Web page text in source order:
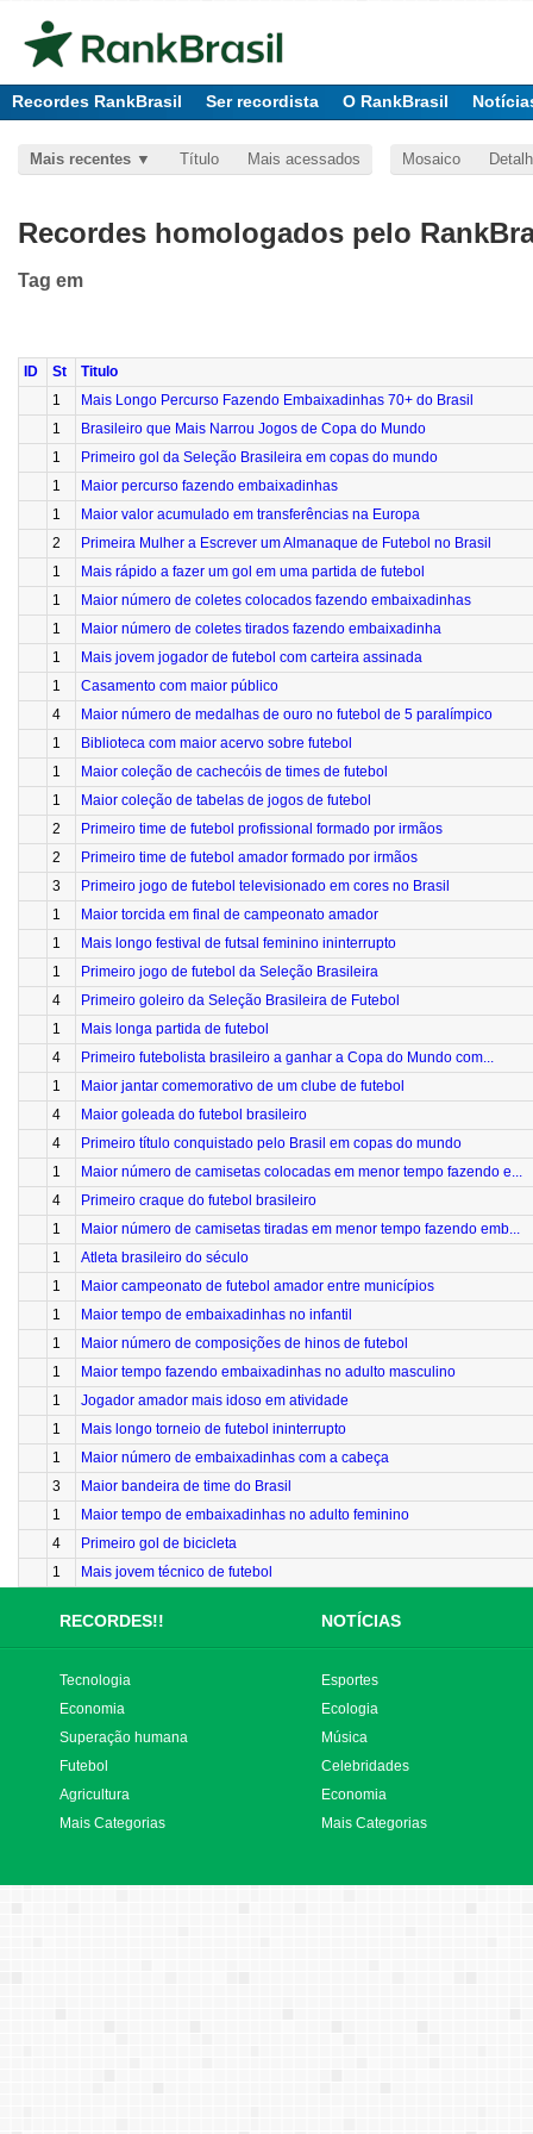
Recordes RankBrasil Ser recordista O RankBrasil
Mais recentes Título Mais acessados Mosaico
Recordes homologados pelo
Tag em
ID St
Titulo
1
Mais Longo Percurso Fazendo Embaixadinhas 70+ do Brasil
1
Brasileiro que Mais Narrou Jogos de Copa do Mundo
1
Primeiro gol da Seleção Brasileira em copas do mundo
1
Maior percurso fazendo embaixadinhas
1
Maior valor acumulado em transferências na Europa
2
Primeira Mulher a Escrever um Almanaque de Futebol no Brasil
1
Mais rápido a fazer um gol em uma partida de futebol
1
Maior número de coletes colocados fazendo embaixadinhas
1
Maior número de coletes tirados fazendo embaixadinha
1
Mais jovem jogador de futebol com carteira assinada
1
Casamento com maior público
4
Maior número de medalhas de ouro no futebol de 5 paralímpico
1
Biblioteca com maior acervo sobre futebol
1
Maior coleção de cachecóis de times de futebol
1
Maior coleção de tabelas de jogos de futebol
2
Primeiro time de futebol profissional formado por irmãos
2
Primeiro time de futebol amador formado por irmãos
3
Primeiro jogo de futebol televisionado em cores no Brasil
1
Maior torcida em final de campeonato amador
1
Mais longo festival de futsal feminino ininterrupto
1
Primeiro jogo de futebol da Seleção Brasileira
4
Primeiro goleiro da Seleção Brasileira de Futebol
1
Mais longa partida de futebol
4
Primeiro futebolista brasileiro a ganhar a Copa do Mundo com...
1
Maior jantar comemorativo de um clube de futebol
4
Maior goleada do futebol brasileiro
4
Primeiro título conquistado pelo Brasil em copas do mundo
1
Maior número de camisetas colocadas em menor tempo fazendo e...
4
Primeiro craque do futebol brasileiro
1
Maior número de camisetas tiradas em menor tempo fazendo emb...
1
Atleta brasileiro do século
1
Maior campeonato de futebol amador entre municípios
1
Maior tempo de embaixadinhas no infantil
1
Maior número de composições de hinos de futebol
1
Maior tempo fazendo embaixadinhas no adulto masculino
1
Jogador amador mais idoso em atividade
1
Mais longo torneio de futebol ininterrupto
1
Maior número de embaixadinhas com a cabeça
3
Maior bandeira de time do Brasil
1
Maior tempo de embaixadinhas no adulto feminino
4
Primeiro gol de bicicleta
1
Mais jovem técnico de futebol
RECORDES!! NOTÍCIAS
Tecnologia
Economia
Superação humana
Futebol
Agricultura
Mais Categorias
Esportes
Ecologia
Música
Celebridades
Economia
Mais Categorias